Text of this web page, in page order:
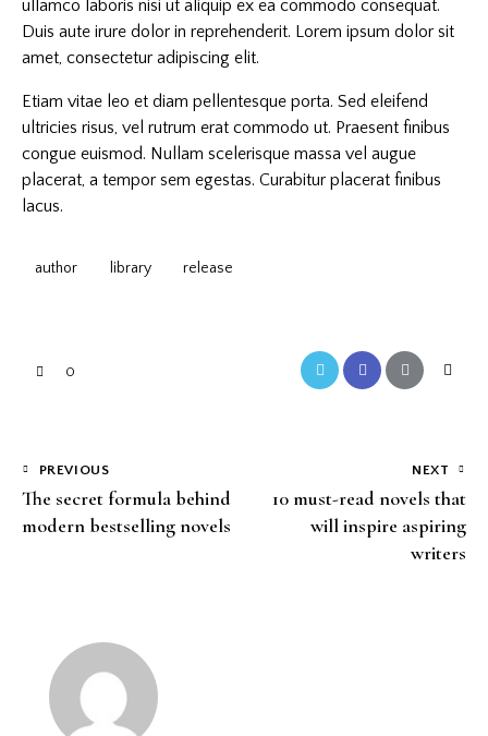
ullamco laboris nisi ut aliquip ex ea commodo consequat.
Duis aute irure dolor in reprehenderit. Lorem ipsum dolor sit
amet, consectetur adipiscing elit.
Etiam vitae leo et diam pellentesque porta. Sed eleifend
ultricies risus, vel rutrum erat commodo ut. Praesent finibus
congue euismod. Nullam scelerisque massa vel augue
placerat, a tempor sem egestas. Curabitur placerat finibus
lacus.
author library release
0
PREVIOUS
The secret formula behind
modern bestselling novels
NEXT
10 must-read novels that
will inspire aspiring
writers